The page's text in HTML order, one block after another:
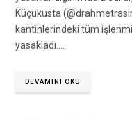
Küçükusta
kantinlerindeki tüm
yasakladı.…
DEVAMINI OKU